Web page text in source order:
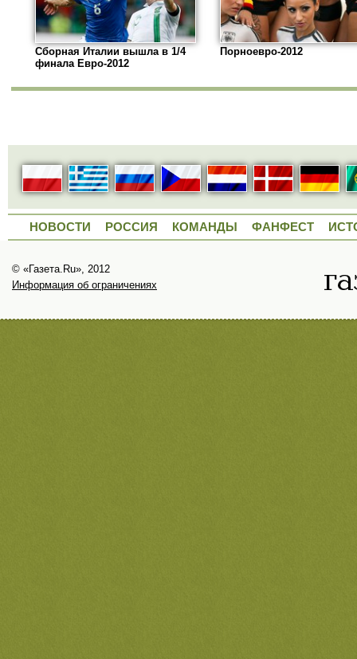
Сборная Италии вышла в 1/4
финала Евро-2012
Порноевро-2012
НОВОСТИ РОССИЯ КОМАНДЫ ФАНФЕСТ
© «Газета.Ru», 2012
Информация об ограничениях